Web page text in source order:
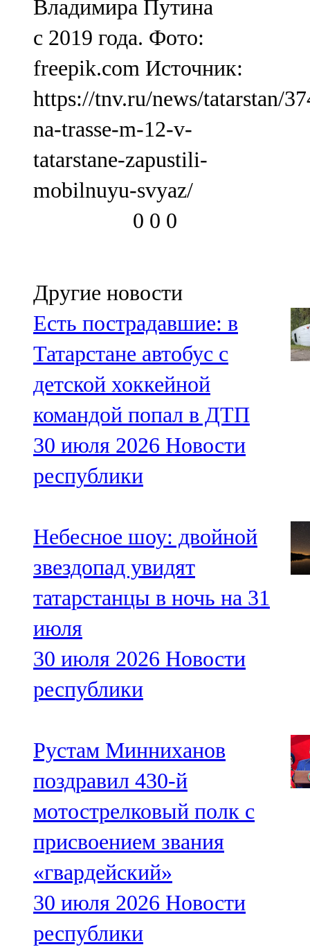
Владимира Путина
с 2019 года. Фото:
freepik.com Источник:
https://tnv.ru/news/tatarstan/
na-trasse-m-12-v-
tatarstane-zapustili-
mobilnuyu-svyaz/
0 0 0
Другие новости
Есть пострадавшие: в
Татарстане автобус с
детской хоккейной
командой попал в ДТП
30 июля 2026 Новости
республики
Небесное шоу: двойной
звездопад увидят
татарстанцы в ночь на 31
июля
30 июля 2026 Новости
республики
Рустам Минниханов
поздравил 430-й
мотострелковый полк с
присвоением звания
«гвардейский»
30 июля 2026 Новости
республики